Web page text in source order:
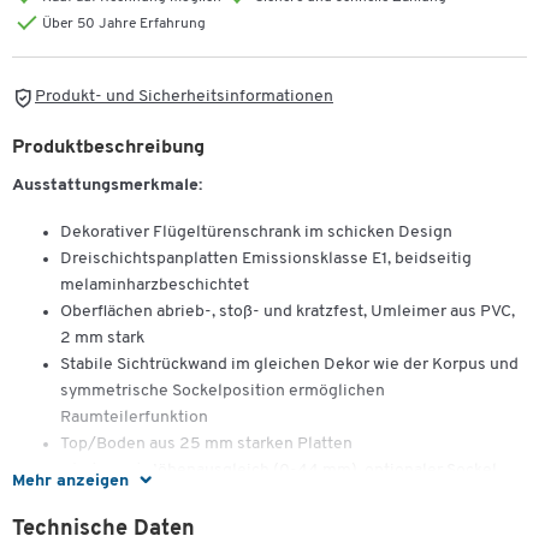
Über 50 Jahre Erfahrung
Produkt- und Sicherheitsinformationen
Mehr anzeigen
Produktbeschreibung
Ausstattungsmerkmale:
Dekorativer Flügeltürenschrank im schicken Design
Dreischichtspanplatten Emissionsklasse E1, beidseitig
melaminharzbeschichtet
Oberflächen abrieb-, stoß- und kratzfest, Umleimer aus PVC,
2 mm stark
Stabile Sichtrückwand im gleichen Dekor wie der Korpus und
symmetrische Sockelposition ermöglichen
Raumteilerfunktion
Top/Boden aus 25 mm starken Platten
Gleiter mit Höhenausgleich (0-44 mm), optionaler Sockel
Metallgriff und Schließdämpfung
Technische Daten